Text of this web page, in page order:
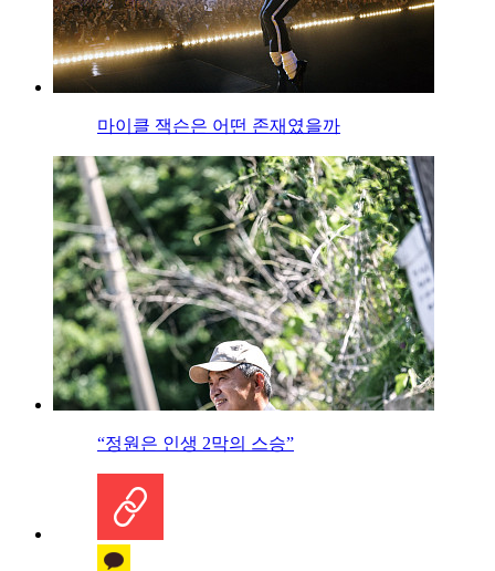
마이클 잭슨은 어떤 존재였을까
“정원은 인생 2막의 스승”